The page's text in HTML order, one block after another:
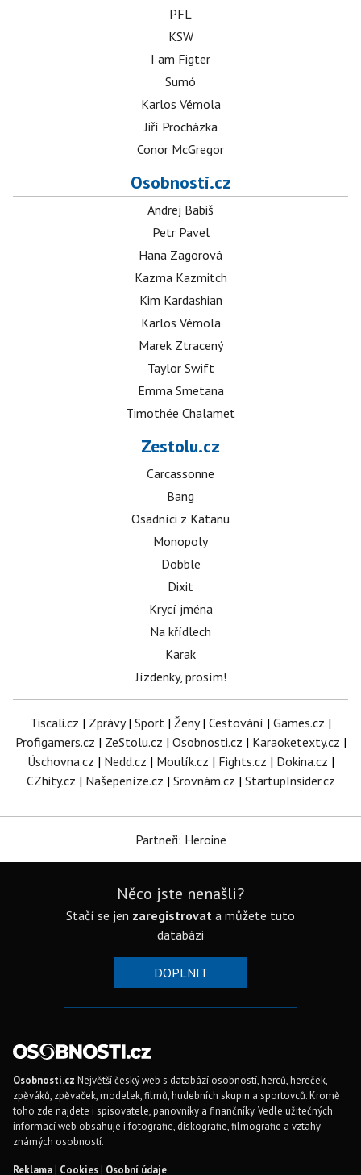
PFL
KSW
I am Figter
Sumó
Karlos Vémola
Jiří Procházka
Conor McGregor
Osobnosti.cz
Andrej Babiš
Petr Pavel
Hana Zagorová
Kazma Kazmitch
Kim Kardashian
Karlos Vémola
Marek Ztracený
Taylor Swift
Emma Smetana
Timothée Chalamet
Zestolu.cz
Carcassonne
Bang
Osadníci z Katanu
Monopoly
Dobble
Dixit
Krycí jména
Na křídlech
Karak
Jízdenky, prosím!
Tiscali.cz | Zprávy| Sport | Ženy| Cestování | Games.cz |
Profigamers.cz | ZeStolu.cz | Osobnosti.cz | Karaoketexty.cz |
Úschovna.cz | Nedd.cz | Moulík.cz | Fights.cz | Dokina.cz |
CZhity.cz | Našepeníze.cz | Srovnám.cz | StartupInsider.cz
Partneři: Heroine
Něco jste nenašli?
Stačí se jen zaregistrovat a můžete tuto
databázi
DOPLNIT
Osobnosti.cz Největší český web s databází osobností, herců, hereček,
zpěváků, zpěvaček, modelek, filmů, hudebních skupin a sportovců. Kromě
toho zde najdete i spisovatele, panovníky a finančníky. Vedle užitečných
informací web obsahuje i fotografie, diskografie, filmografie a vztahy
známých osobností.
Reklama| Cookies| Osobní údaje